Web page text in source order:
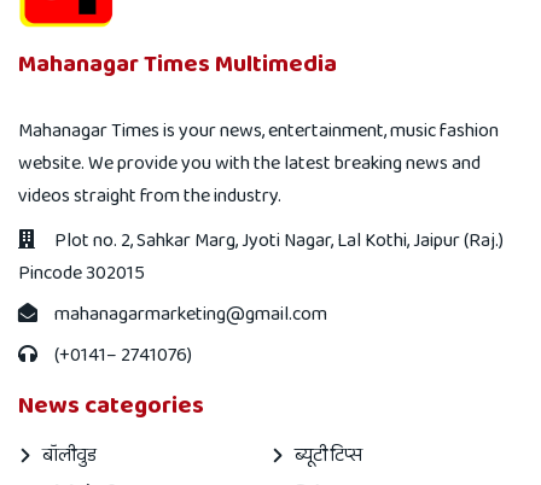
Mahanagar Times Multimedia
Mahanagar Times is your news, entertainment, music fashion
website. We provide you with the latest breaking news and
videos straight from the industry.
Plot no. 2, Sahkar Marg, Jyoti Nagar, Lal Kothi, Jaipur (Raj.)
Pincode 302015
mahanagarmarketing@gmail.com
(+0141– 2741076)
News categories
बॉलीवुड
ब्यूटी टिप्स